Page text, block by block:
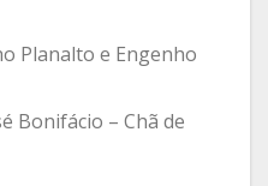
Planalto e Engenho
Bonifácio – Chã de